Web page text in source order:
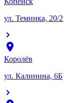
ул. Темника, 20/2
Королёв
ул. Калинина, 6Б